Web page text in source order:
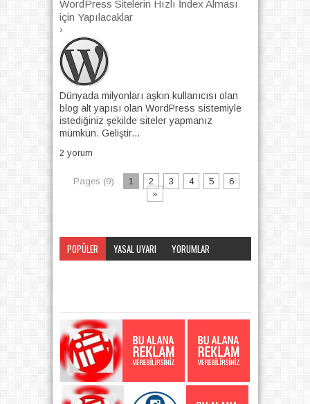
WordPress Sitelerin Hızlı İndex Alması
için Yapılacaklar
›
Dünyada milyonları aşkın kullanıcısı olan
blog alt yapısı olan WordPress sistemiyle
istediğiniz şekilde siteler yapmanız
mümkün. Geliştir...
2 yorum
Pages (9) 1 2 3 4 5
6
»
POPÜLER YASAL UYARI
YORUMLAR